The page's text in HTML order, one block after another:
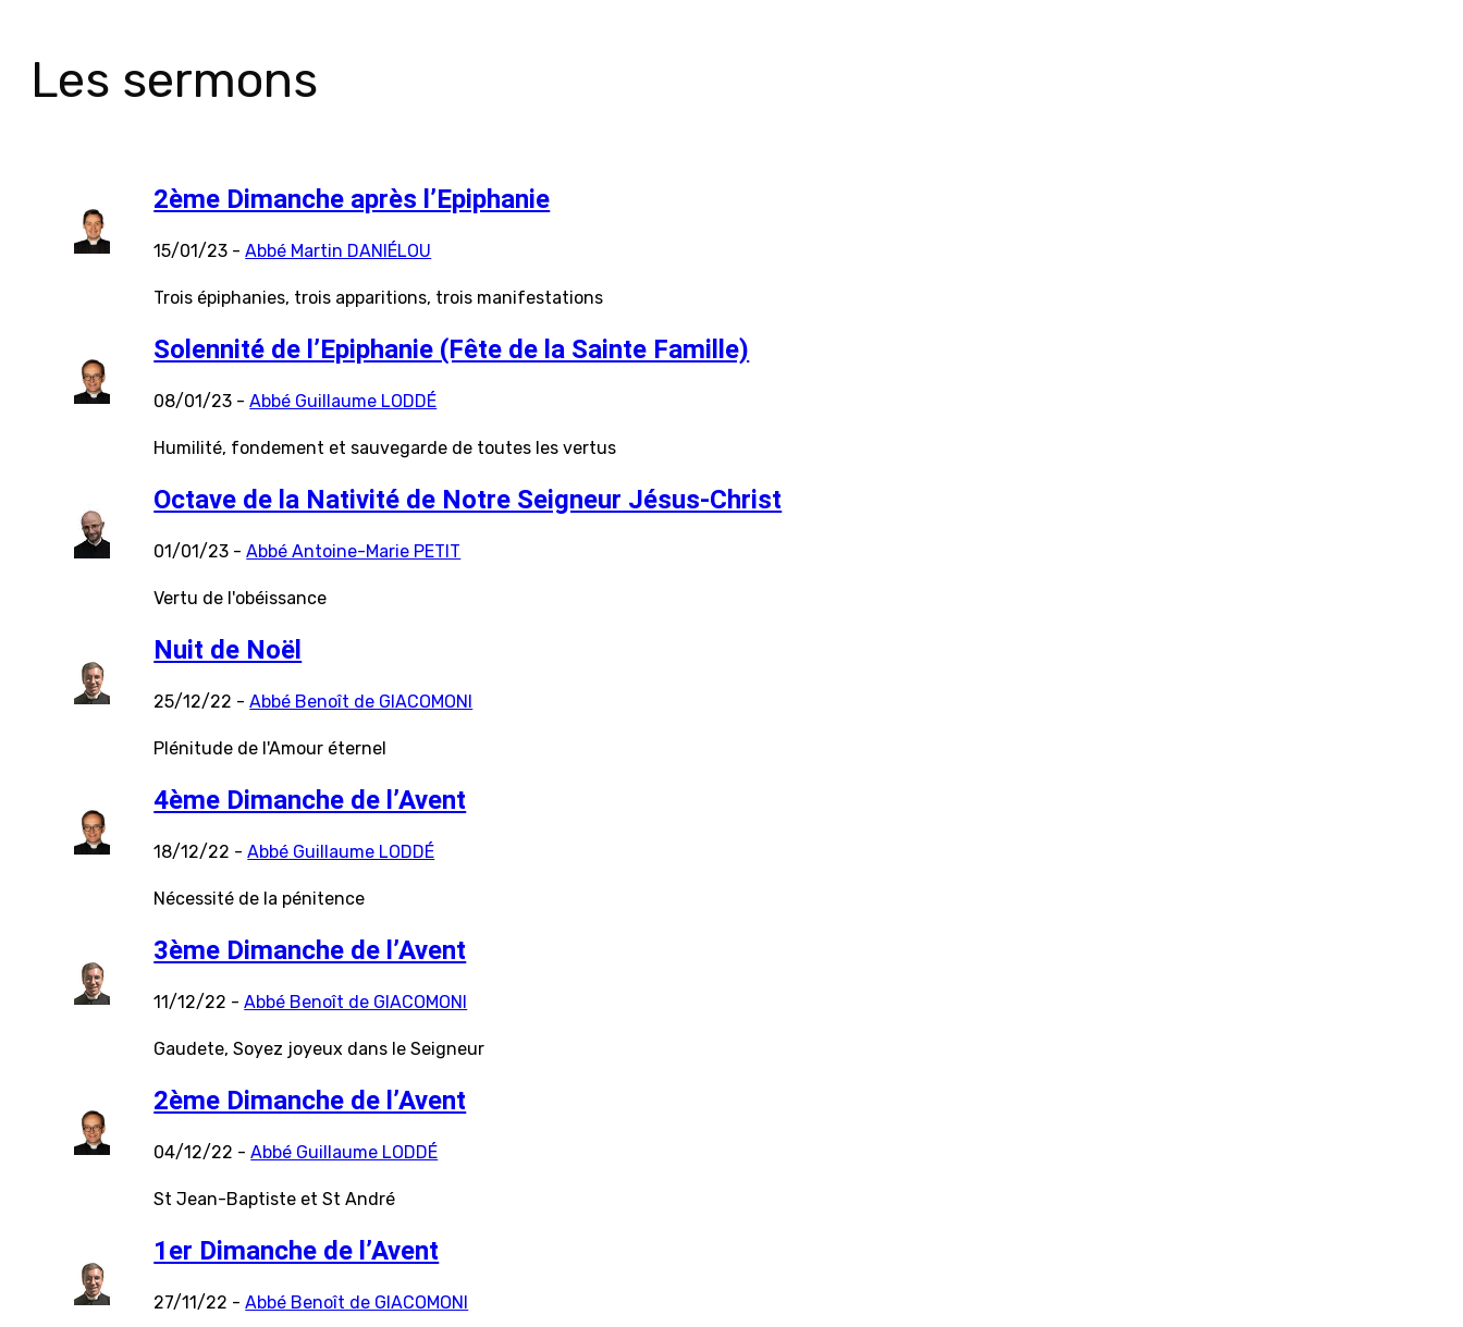
Les sermons
2ème Dimanche après l’Epiphanie
15/01/23 -Abbé Martin DANIÉLOU
Trois épiphanies, trois apparitions, trois manifestations
Solennité de l’Epiphanie (Fête de la Sainte Famille)
08/01/23 -Abbé Guillaume LODDÉ
Humilité, fondement et sauvegarde de toutes les vertus
Octave de la Nativité de Notre Seigneur Jésus-Christ
01/01/23 -Abbé Antoine-Marie PETIT
Vertu de l'obéissance
Nuit de Noël
25/12/22 -Abbé Benoît de GIACOMONI
Plénitude de l'Amour éternel
4ème Dimanche de l’Avent
18/12/22 -Abbé Guillaume LODDÉ
Nécessité de la pénitence
3ème Dimanche de l’Avent
11/12/22 -Abbé Benoît de GIACOMONI
Gaudete, Soyez joyeux dans le Seigneur
2ème Dimanche de l’Avent
04/12/22 -Abbé Guillaume LODDÉ
St Jean-Baptiste et St André
1er Dimanche de l’Avent
27/11/22 -Abbé Benoît de GIACOMONI